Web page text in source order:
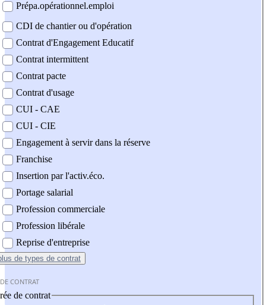
Prépa.opérationnel.emploi
CDI de chantier ou d'opération
Contrat d'Engagement Educatif
Contrat intermittent
Contrat pacte
Contrat d'usage
CUI - CAE
CUI - CIE
Engagement à servir dans la réserve
Franchise
Insertion par l'activ.éco.
Portage salarial
Profession commerciale
Profession libérale
Reprise d'entreprise
de types de contrat
CONTRAT
de contrat